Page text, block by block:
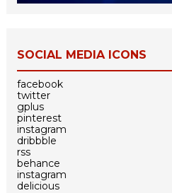
SOCIAL MEDIA ICONS
facebook
twitter
gplus
pinterest
instagram
dribbble
rss
behance
instagram
delicious